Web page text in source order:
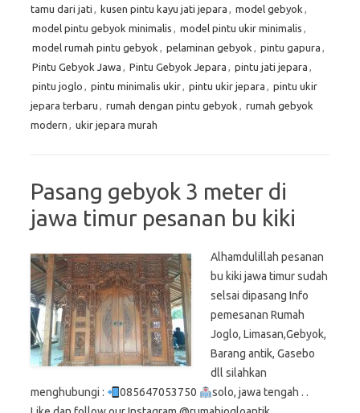
tamu dari jati , kusen pintu kayu jati jepara , model gebyok ,
model pintu gebyok minimalis , model pintu ukir minimalis ,
model rumah pintu gebyok , pelaminan gebyok , pintu gapura ,
Pintu Gebyok Jawa , Pintu Gebyok Jepara , pintu jati jepara ,
pintu joglo , pintu minimalis ukir, pintu ukir jepara , pintu ukir
jepara terbaru , rumah dengan pintu gebyok , rumah gebyok
modern , ukir jepara murah
Pasang gebyok 3 meter di
jawa timur pesanan bu kiki
Alhamdulillah pesanan
bu kiki jawa timur sudah
selsai dipasang Info
pemesanan Rumah
Joglo, Limasan,Gebyok,
Barang antik, Gasebo
dll silahkan
menghubungi :
085647053750
solo, jawa tengah . .